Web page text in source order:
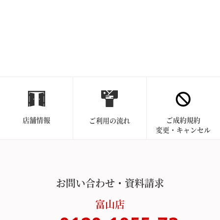
店舗情報 ご利用の流れ
ご成約規約
変更・キャンセル
お問い合わせ・資料請求
富山店